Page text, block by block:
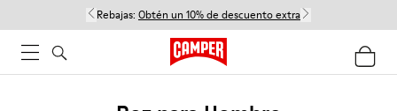
Rebajas: Obtén un 10% de descuento extra